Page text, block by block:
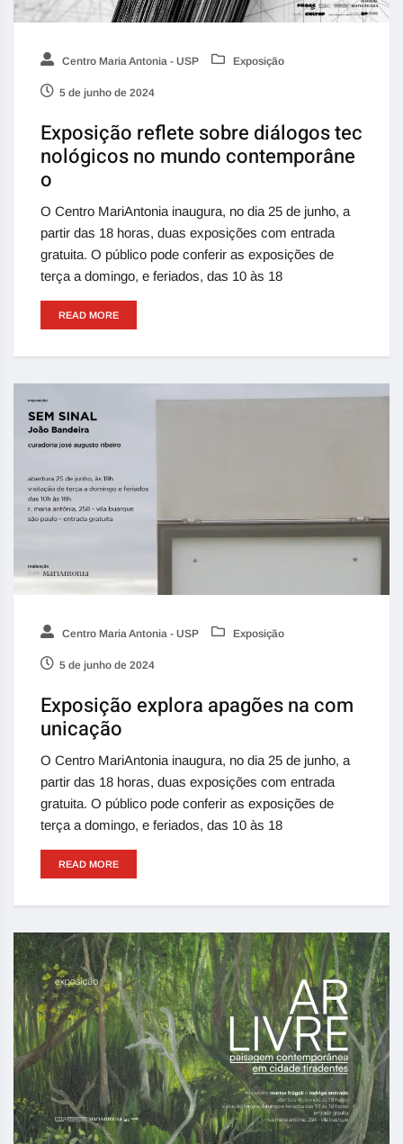
Centro Maria Antonia - USP Exposição
5 de junho de 2024
Exposição reflete sobre diálogos tec
nológicos no mundo contemporâne
o
O Centro MariAntonia inaugura, no dia 25 de junho, a
partir das 18 horas, duas exposições com entrada
gratuita. O público pode conferir as exposições de
terça a domingo, e feriados, das 10 às 18
READ MORE
Centro Maria Antonia - USP Exposição
5 de junho de 2024
Exposição explora apagões na com
unicação
O Centro MariAntonia inaugura, no dia 25 de junho, a
partir das 18 horas, duas exposições com entrada
gratuita. O público pode conferir as exposições de
terça a domingo, e feriados, das 10 às 18
READ MORE